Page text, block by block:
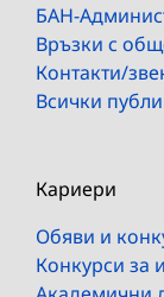
БАН-
Връзки с
Контакти/
Всички
Кариери
Обяви и
Конкурси за